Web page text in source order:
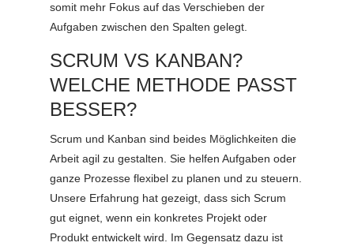
somit mehr Fokus auf das Verschieben der
Aufgaben zwischen den Spalten gelegt.
SCRUM VS KANBAN?
WELCHE METHODE PASST
BESSER?
Scrum und Kanban sind beides Möglichkeiten die
Arbeit agil zu gestalten. Sie helfen Aufgaben oder
ganze Prozesse flexibel zu planen und zu steuern.
Unsere Erfahrung hat gezeigt, dass sich Scrum
gut eignet, wenn ein konkretes Projekt oder
Produkt entwickelt wird. Im Gegensatz dazu ist